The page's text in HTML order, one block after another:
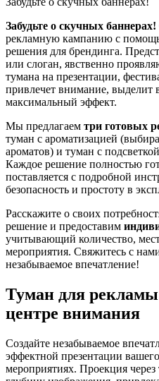
Забудьте о скучных баннерах!
рекламную кампанию с
решения для брендинга.
или слоган, явственно
тумана на презентации,
привлечет внимание, выделит
максимальный эффект.
Мы предлагаем три готовых
туман с ароматизацией
ароматов) и туман с
Каждое решение полностью
поставляется с подробной
безопасность и простоту в
Расскажите о своих
решение и предоставим
учитывающий количество,
мероприятия. Свяжитесь с
незабываемое впечатление!
Туман для
центре внимания
Создайте незабываемое
эффектной презентации
мероприятиях. Проекция через